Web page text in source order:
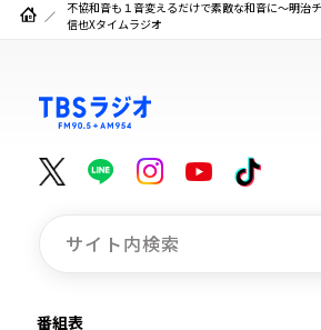
不協和音も１音変えるだけで素敵な和音に～明治
信也Xタイムラジオ
番組表